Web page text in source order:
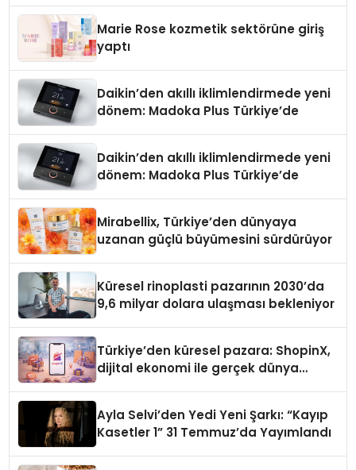
Marie Rose kozmetik sektörüne giriş
yaptı
Daikin’den akıllı iklimlendirmede yeni
dönem: Madoka Plus Türkiye’de
Daikin’den akıllı iklimlendirmede yeni
dönem: Madoka Plus Türkiye’de
Mirabellix, Türkiye’den dünyaya
uzanan güçlü büyümesini sürdürüyor
Küresel rinoplasti pazarının 2030’da
9,6 milyar dolara ulaşması bekleniyor
Türkiye’den küresel pazara: ShopinX,
dijital ekonomi ile gerçek dünya
Ayla Selvi’den Yedi Yeni Şarkı: “Kayıp
Kasetler 1” 31 Temmuz’da Yayımlandı